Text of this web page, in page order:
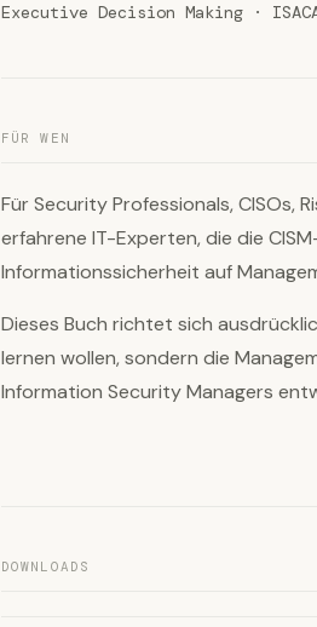
Executive Decision Making ·
FÜR WEN
Für Security Professionals, CISOs,
erfahrene IT-Experten, die die
Informationssicherheit auf
Dieses Buch richtet sich
lernen wollen, sondern die
Information Security Managers
DOWNLOADS